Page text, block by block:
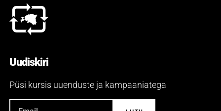
Uudiskiri
Püsi kursis uuenduste ja kampaaniatega